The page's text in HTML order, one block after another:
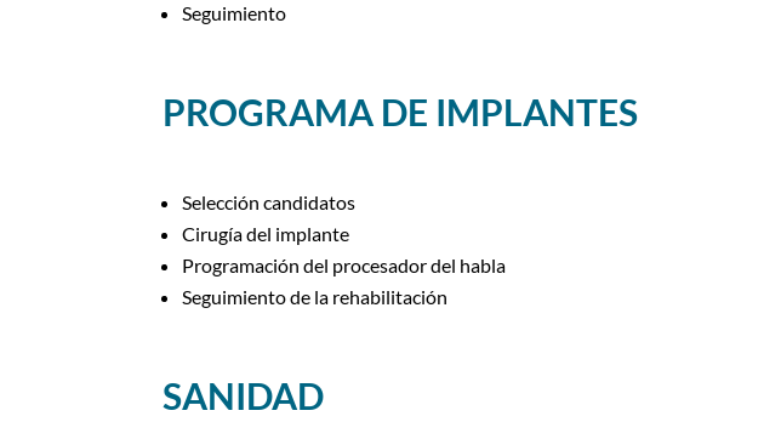
Seguimiento
PROGRAMA DE IMPLANTES
Selección candidatos
Cirugía del implante
Programación del procesador del habla
Seguimiento de la rehabilitación
SANIDAD